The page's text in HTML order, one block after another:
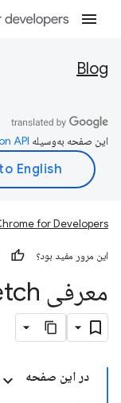
Blog
این صفحه به‌وسیله
for Developers
این مرور مفید بود؟
معرفی Background Fetch
در این صفحه